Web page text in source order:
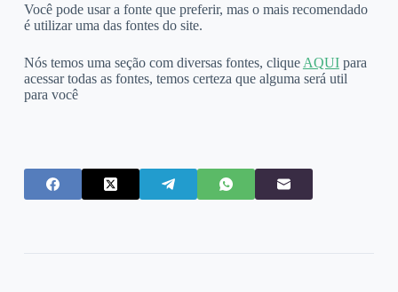
Você pode usar a fonte que preferir, mas o mais recomendado
é utilizar uma das fontes do site.
Nós temos uma seção com diversas fontes, clique AQUIpara
acessar todas as fontes, temos certeza que alguma será util
para você